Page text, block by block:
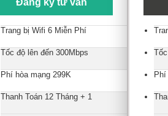
Đăng ký tư vấn
Trang bị Wifi 6 Miễn Phí
Tốc độ lên đến 300Mbps
Phí hòa mạng 299K
Thanh Toán 12 Tháng + 1